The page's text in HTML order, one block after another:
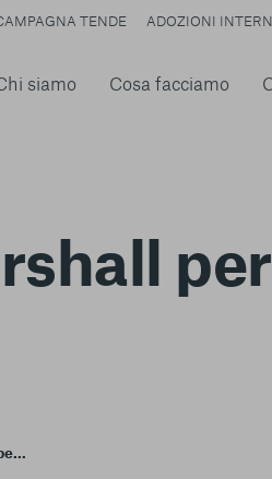
siamo Cosa facciamo
TENDE ADOZIONI